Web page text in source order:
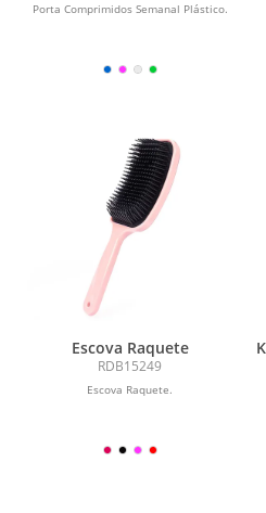
Porta Comprimidos Semanal Plástico.
Escova Raquete
RDB15249
Escova Raquete.